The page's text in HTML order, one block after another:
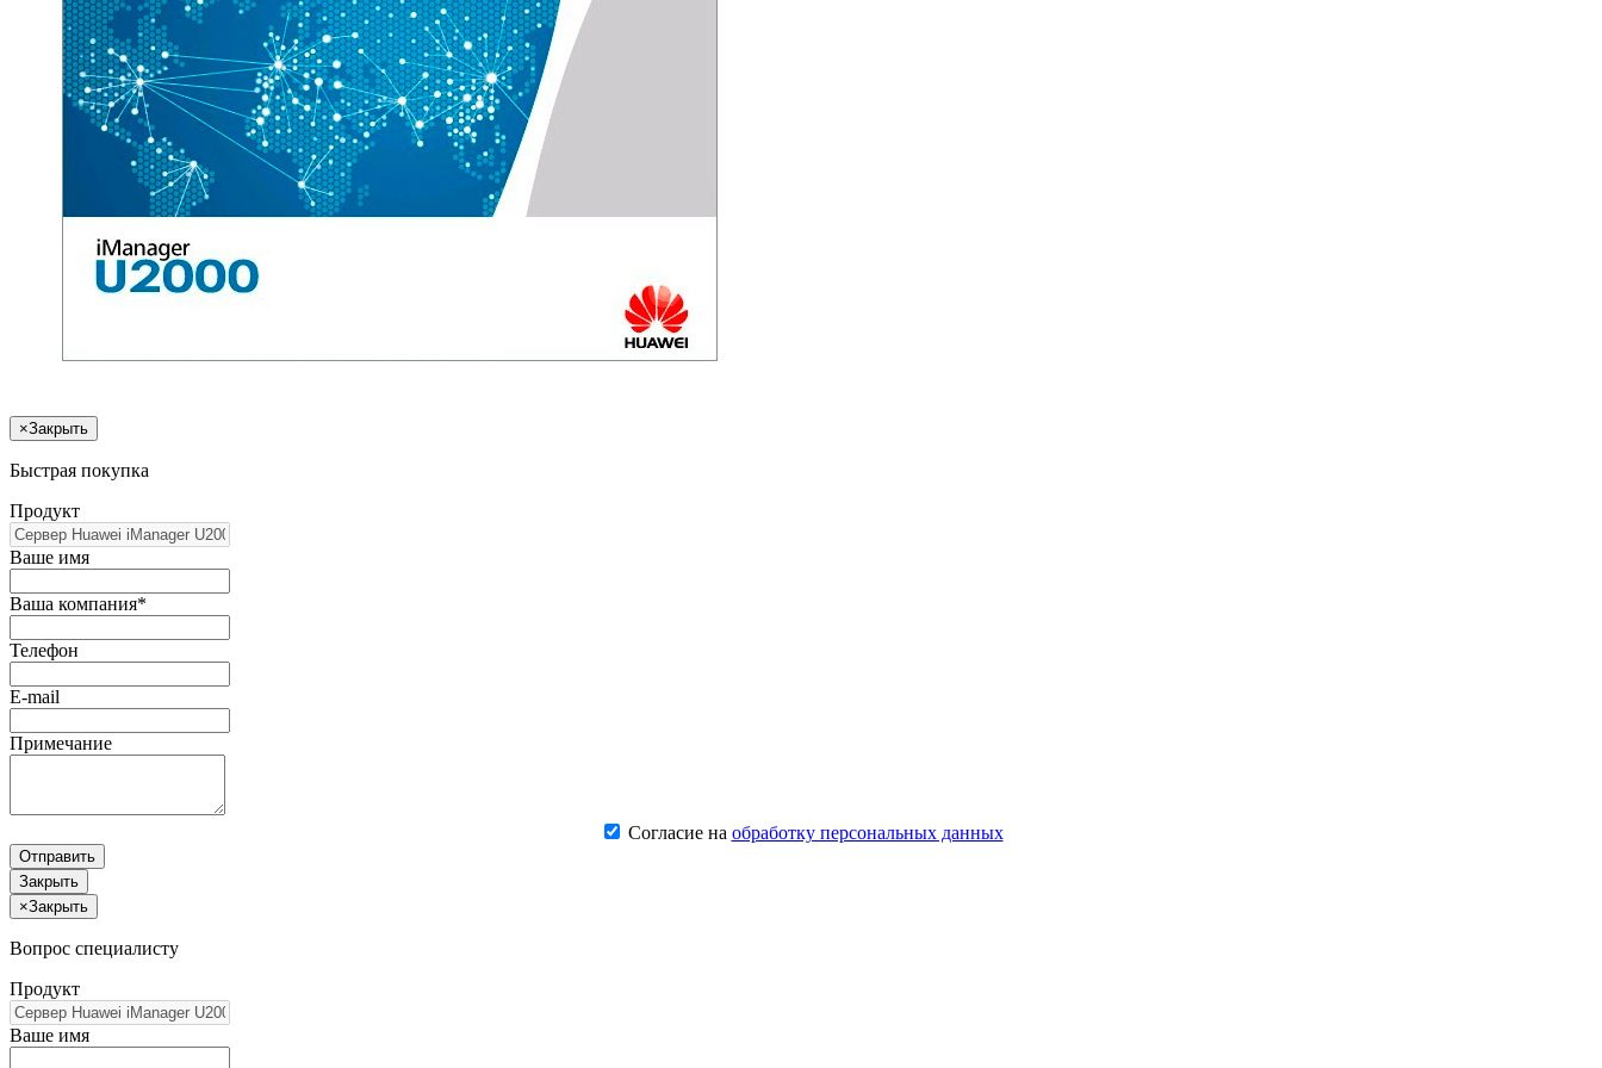
×Закрыть
Быстрая покупка
Продукт
Ваше имя
Ваша компания*
Телефон
E-mail
Примечание
Согласие на обработку персональных данных
Отправить
Закрыть
×Закрыть
Вопрос специалисту
Продукт
Ваше имя